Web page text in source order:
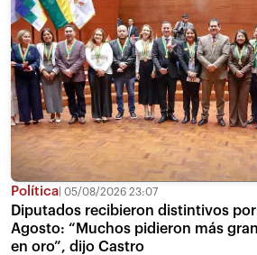
Política 05/08/2026 23:07
Diputados recibieron distintivos
Agosto: “Muchos pidieron más
en oro”, dijo Castro